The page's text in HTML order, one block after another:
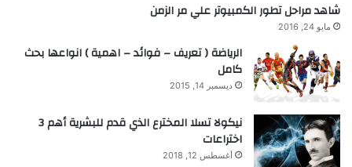
شاهد مراحل تطور الكمبيوتر علي مر الزمن
مايو 24, 2016
الرياضة ( تعريف – فوائد – اهمية ) انواعها بحث
كامل
ديسمبر 14, 2015
نيكولا تسلا المخترع الذي قدم للبشرية أهم 3
اختراعات
أغسطس 12, 2018